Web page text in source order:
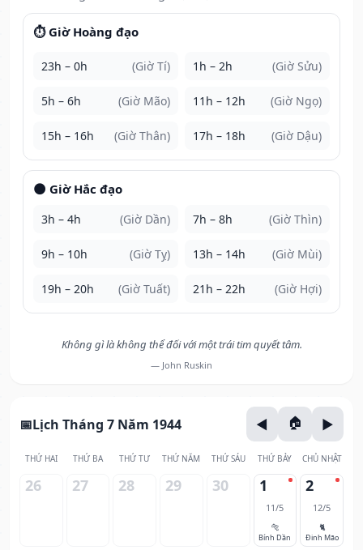
⏱️ Giờ Hoàng đạo
23h – 0h (Giờ Tí) 1h – 2h (Giờ Sửu)
5h – 6h (Giờ Mão) 11h – 12h (Giờ Ngọ)
15h – 16h (Giờ Thân) 17h – 18h (Giờ Dậu)
🌑 Giờ Hắc đạo
3h – 4h (Giờ Dần) 7h – 8h (Giờ Thìn)
9h – 10h (Giờ Tỵ) 13h – 14h (Giờ Mùi)
19h – 20h (Giờ Tuất) 21h – 22h (Giờ Hợi)
Không gì là không thể đối với một trái tim quyết tâm.
— John Ruskin
Lịch Tháng 7 Năm 1944
THỨ HAI THỨ BA THỨ TƯ THỨ NĂM THỨ SÁU THỨ BẢY CHỦ NHẬT
26 27 28 29 30 1
11/5
🐅
Bính Dần
2
12/5
🐈
Đinh Mão